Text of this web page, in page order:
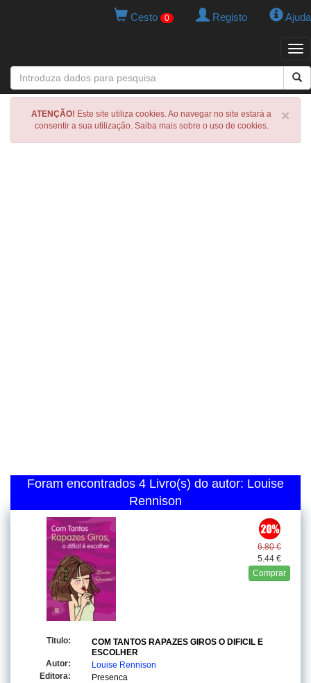
Cesto 0 Registo Ajuda
×
ATENÇÃO! Este site utiliza cookies. Ao navegar no site estará a
consentir a sua utilização. Saiba mais sobre o uso de cookies.
Foram encontrados 4 Livro(s) do autor: Louise
Rennison
6.80 €
5.44 €
Comprar
Titulo:
COM TANTOS RAPAZES GIROS O DIFICIL E
ESCOLHER
Autor:
Louise Rennison
Editora:
Presenca